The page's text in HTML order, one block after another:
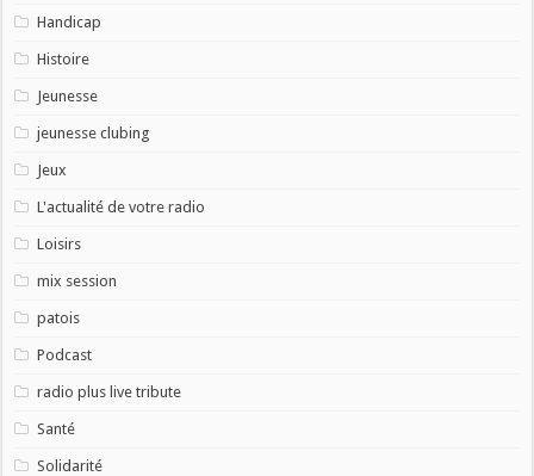
Handicap
Histoire
Jeunesse
jeunesse clubing
Jeux
L'actualité de votre radio
Loisirs
mix session
patois
Podcast
radio plus live tribute
Santé
Solidarité